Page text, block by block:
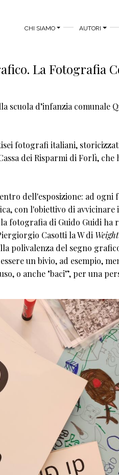
MAIN MENU
CHI SIAMO AUTORI
La Fotografia
scuola d’infanzia comunale
fotografi italiani,
dei Risparmi di Forlì,
dell'esposizione: ad ogni
con l'obiettivo di
fotografia di Guido Guidi ha
Casotti la W di Weight
polivalenza del segno
un bivio, ad esempio,
o anche "baci”, per una